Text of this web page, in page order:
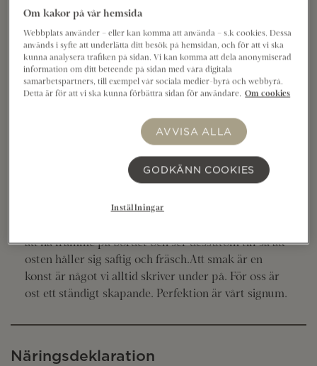
Allerum Svecia hårdost på kupa 400g med 28%
kraftfull smak. Konsistensen är fast och eftersmaken
distinkt och tydlig. Skär en rejäl skiva till
favoritbrödet eller riv över en god Pasta Bolognese.
Mästerligt ystad på svensk mjölk i Kristianstad. Den
använda och fungerar både som serveringsfat och
att ha framme på bordet och ser dessutom till så att
osten håller sig saftig och fräsch.Att smak är en
konst är något vi alltid skriver under på. För oss är
ost ett ständigt skapande. Perfektion är vårt signum.
Näringsdeklaration
Om kakor på vår hemsida
Webbplats använder – eller kan komma att använda – s.k cookies. Dessa
används i syfte att underlätta ditt besök på hemsidan, och för att vi ska
kunna analysera trafiken på sidan. Vi kan komma att dela anonymiserad
information om ditt beteende på sidan med våra digitala
samarbetspartners, till exempel vår sociala medier-byrå och webbyrå.
Detta är för att vi ska kunna förbättra sidan för användare. Om cookies
AVVISA ALLA
GODKÄNN COOKIES
Inställningar